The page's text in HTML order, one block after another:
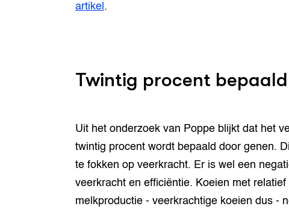
artikel .
Twintig procent
Uit het onderzoek van Poppe blijkt dat het
twintig procent wordt bepaald door genen.
te fokken op veerkracht. Er is wel een
veerkracht en efficiëntie. Koeien met
melkproductie - veerkrachtige koeien dus -